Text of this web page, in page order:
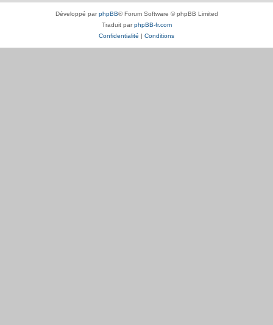
Développé parphpBB® Forum Software © phpBB Limited
Traduit parphpBB-fr.com
Confidentialité | Conditions